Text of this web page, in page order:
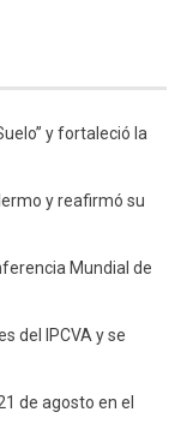
y fortaleció la
y reafirmó su
Mundial de
del IPCVA y se
de agosto en el